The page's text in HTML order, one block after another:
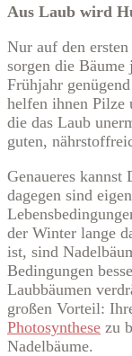
Aus Laub wird
Nur auf den
sorgen die Bäume
Frühjahr
helfen ihnen Pilze
die das Laub
guten,
Genaueres kannst
dagegen sind
der Winter lange
ist, sind
Bedingungen
Laubbäumen
großen Vorteil:
Photosynthese zu
Nadelbäume.